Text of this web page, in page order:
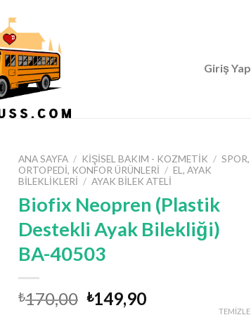
Giriş Yap
ANA SAYFA / KIŞISEL BAKIM - KOZMETIK / SPOR,
ORTOPEDI, KONFOR ÜRÜNLERI / EL, AYAK
BILEKLIKLERI / AYAK BILEK ATELI
Biofix Neopren (Plastik
Destekli Ayak Bilekliği)
BA-40503
₺170,00 Orijinal
₺149,90Şu
TEMIZLE